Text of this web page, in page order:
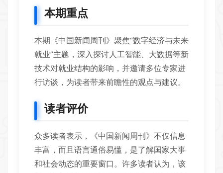
本期重点
本期《中国新闻周刊》聚焦“数字经济与未来
就业”主题，深入探讨人工智能、大数据等新
技术对就业结构的影响，并邀请多位专家进
行访谈，为读者带来前瞻性的观点与建议。
读者评价
众多读者表示，《中国新闻周刊》不仅信息
丰富，而且语言通俗易懂，是了解国家大事
和社会动态的重要窗口。许多读者认为，该